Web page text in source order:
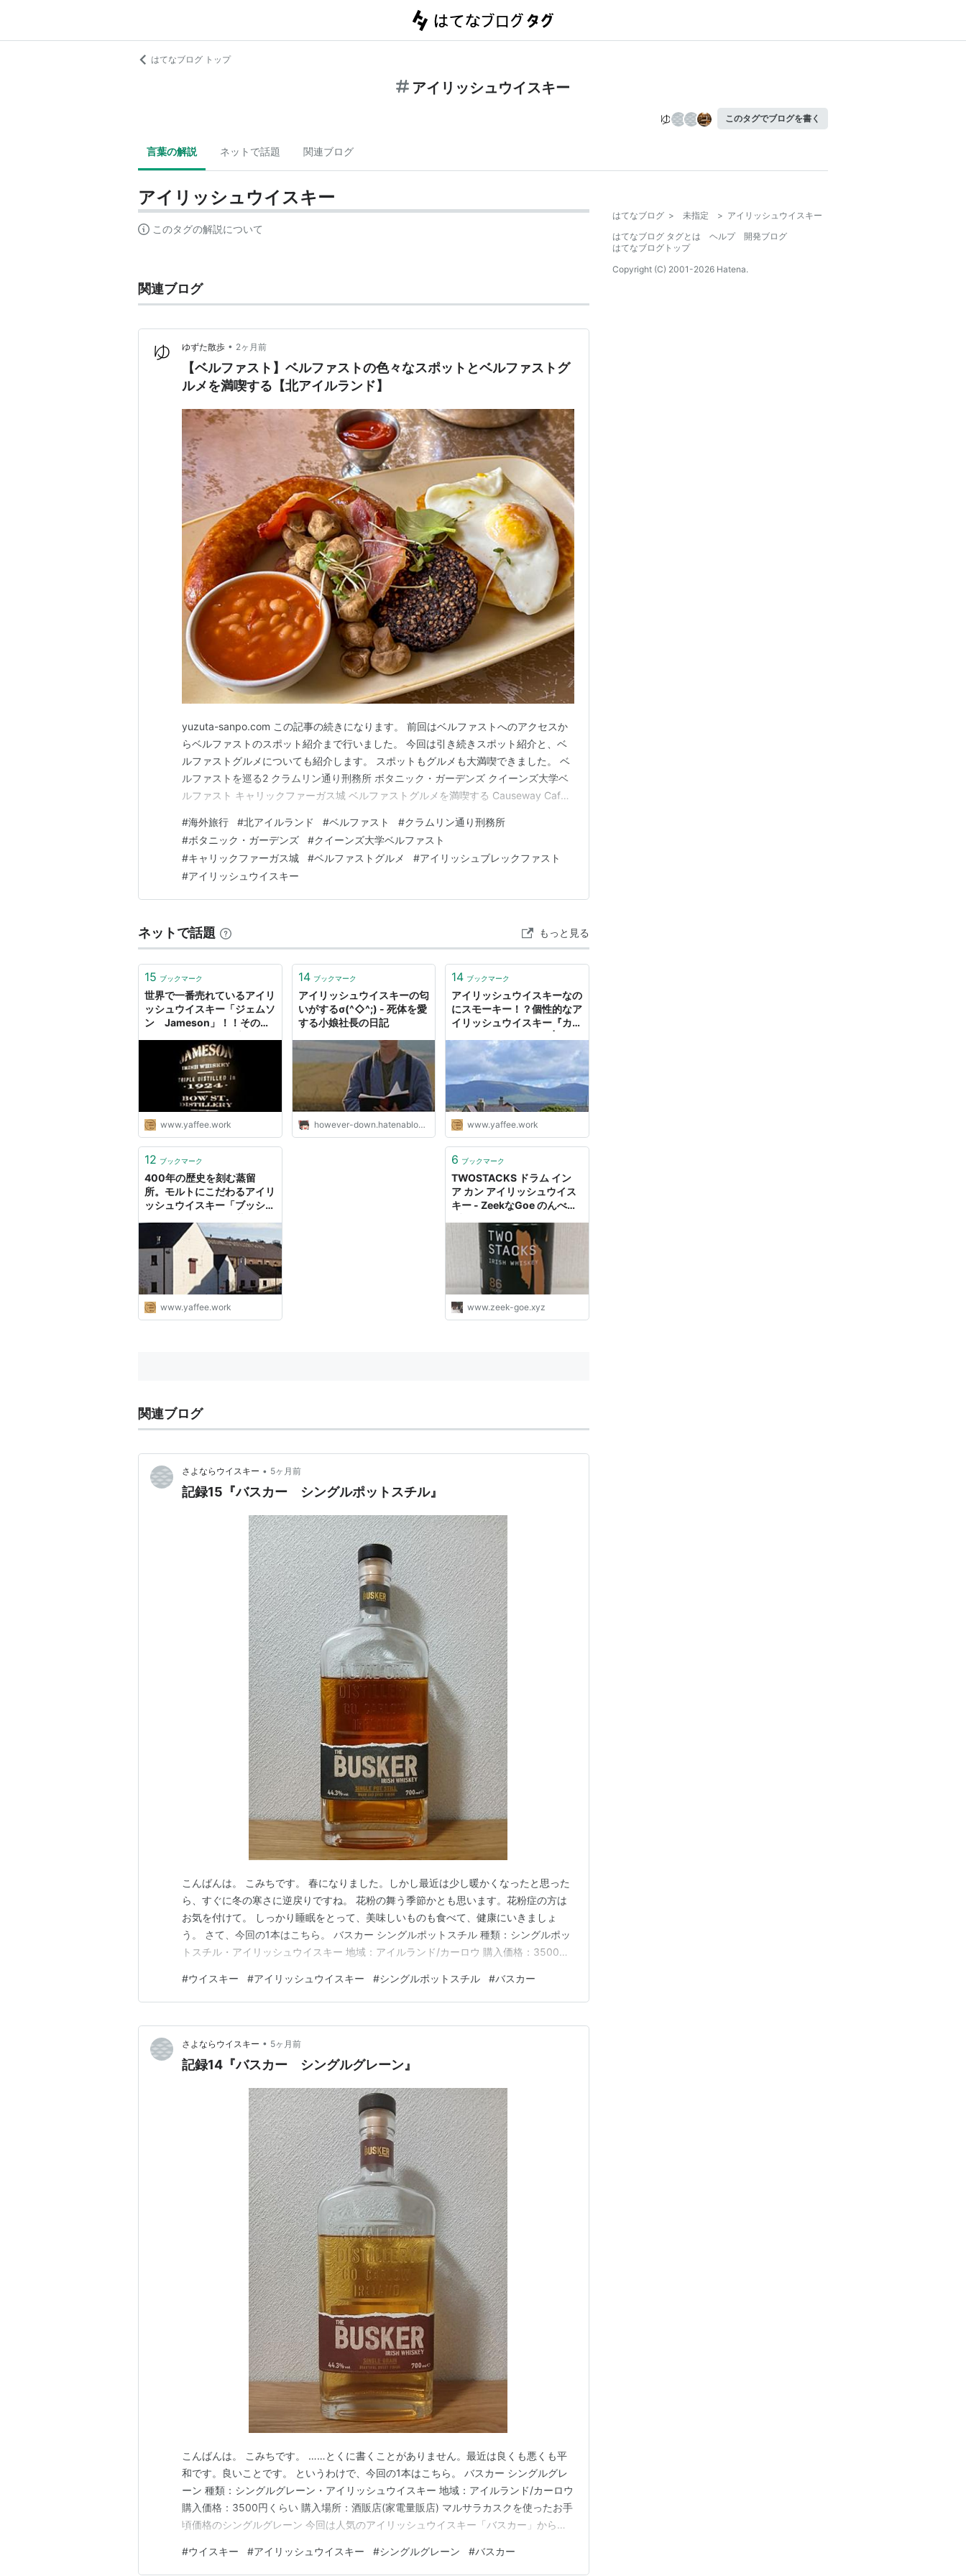
はてなブログ トップ
アイリッシュウイスキー
このタグでブログを書く
言葉の解説 ネットで話題 関連ブログ
アイリッシュウイスキー
このタグの解説について
関連ブログ
ゆずた散歩 • 2ヶ月前
【ベルファスト】ベルファストの色々なスポットとベルファストグ
ルメを満喫する【北アイルランド】
yuzuta-sanpo.com この記事の続きになります。 前回はベルファストへのアクセスか
らベルファストのスポット紹介まで行いました。 今回は引き続きスポット紹介と、ベ
ルファストグルメについても紹介します。 スポットもグルメも大満喫できました。 ベ
ルファストを巡る2 クラムリン通り刑務所 ボタニック・ガーデンズ クイーンズ大学ベ
ルファスト キャリックファーガス城 ベルファストグルメを満喫する Causeway Cafe
所 まず紹介するのは、ベルファスト中心部からトラム…
#海外旅行 #北アイルランド #ベルファスト #クラムリン通り刑務所
#ボタニック・ガーデンズ #クイーンズ大学ベルファスト
#キャリックファーガス城 #ベルファストグルメ #アイリッシュブレックファスト
#アイリッシュウイスキー
ネットで話題 もっと見る
15 ブックマーク
世界で一番売れているアイリ
ッシュウイスキー「ジェムソ
ン Jameson」！！その特
説！！ | Yaffee’s whisky
www.yaffee.work
14 ブックマーク
アイリッシュウイスキーの匂
いがするσ(^◇^;) - 死体を愛
する小娘社長の日記
however-down.hatenablog.com
14 ブックマーク
アイリッシュウイスキーなの
にスモーキー！？個性的なア
イリッシュウイスキー『カネ
Yaffee’s whisky blog
www.yaffee.work
12 ブックマーク
400年の歴史を刻む蒸留
所。モルトにこだわるアイリ
ッシュウイスキー「ブッシュ
所」 | Yaffee’s whisky blog
www.yaffee.work
6 ブックマーク
TWOSTACKS ドラム イン
ア カン アイリッシュウイス
キー - ZeekなGoe のんべぇ
www.zeek-goe.xyz
関連ブログ
さよならウイスキー • 5ヶ月前
記録15『バスカー シングルポットスチル』
こんばんは。 こみちです。 春になりました。しかし最近は少し暖かくなったと思った
ら、すぐに冬の寒さに逆戻りですね。 花粉の舞う季節かとも思います。花粉症の方は
お気を付けて。 しっかり睡眠をとって、美味しいものも食べて、健康にいきましょ
う。 さて、今回の1本はこちら。 バスカー シングルポットスチル 種類：シングルポッ
トスチル・アイリッシュウイスキー 地域：アイルランド/カーロウ 購入価格：3500円
キー 前回に引き続き「バスカー」から、今度は『シングルポットスチル』です。
comichi-nomikaki.h…
#ウイスキー #アイリッシュウイスキー #シングルポットスチル #バスカー
さよならウイスキー • 5ヶ月前
記録14『バスカー シングルグレーン』
こんばんは。 こみちです。 ……とくに書くことがありません。最近は良くも悪くも平
和です。良いことです。 というわけで、今回の1本はこちら。 バスカー シングルグレ
ーン 種類：シングルグレーン・アイリッシュウイスキー 地域：アイルランド/カーロウ
購入価格：3500円くらい 購入場所：酒販店(家電量販店) マルサラカスクを使ったお手
頃価格のシングルグレーン 今回は人気のアイリッシュウイスキー「バスカー」から、
ー」ですが、製造している蒸留所はロイヤルオーク蒸留所(2016年操業開始)。ロイヤ
#ウイスキー #アイリッシュウイスキー #シングルグレーン #バスカー
はてなブログ > 未指定 > アイリッシュウイスキー
はてなブログ タグとは
ヘルプ
開発ブログ
はてなブログトップ
Copyright (C) 2001-2026 Hatena.